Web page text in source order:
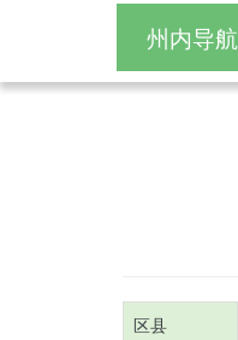
州内导航
区县